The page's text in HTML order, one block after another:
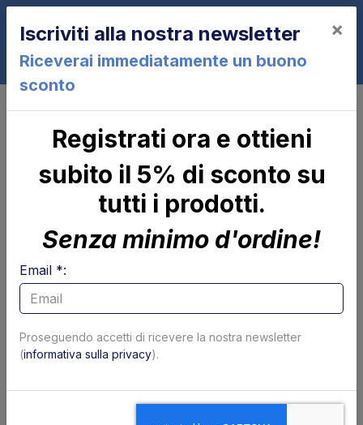
0
ZS250-155
Cilindro di
brandeggio Zepro
Parapolvere tubolare
Iscriviti alla nostra newsletter
Riceverai immediatamente un buono
sconto
×
Registrati ora e ottieni
subito il 5% di sconto su
tutti i prodotti.
Senza minimo d'ordine!
Email *:
Proseguendo accetti di ricevere la nostra newsletter
(informativa sulla privacy).